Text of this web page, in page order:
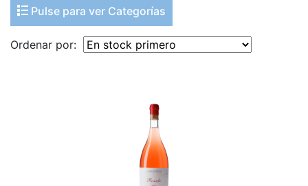
Pulse para ver Categorías
Ordenar por: